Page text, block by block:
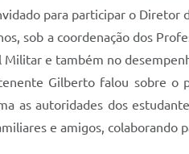
para participar o Diretor
sob a coordenação dos
Militar e também no
Gilberto falou sobre o
as autoridades dos
e amigos, colaborando